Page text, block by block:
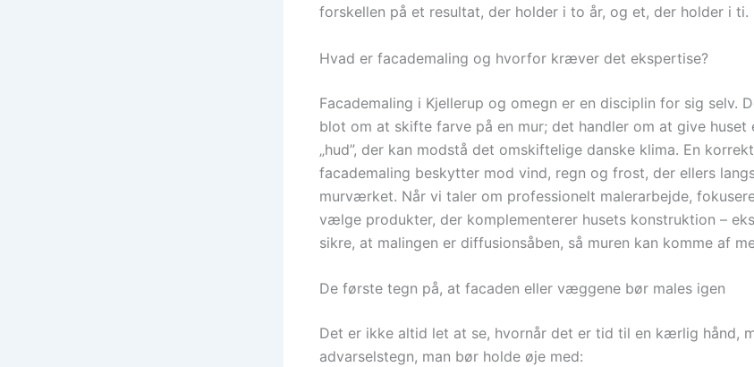
forskellen på et resultat, der holder i to år, og et, der holder i ti.
Hvad er facademaling og hvorfor kræver det ekspertise?
Facademaling i Kjellerup og omegn er en disciplin for sig selv.
blot om at skifte farve på en mur; det handler om at give huset
„hud”, der kan modstå det omskiftelige danske klima. En
facademaling beskytter mod vind, regn og frost, der ellers
murværket. Når vi taler om professionelt malerarbejde,
vælge produkter, der komplementerer husets konstruktion –
sikre, at malingen er diffusionsåben, så muren kan komme af
De første tegn på, at facaden eller væggene bør males igen
Det er ikke altid let at se, hvornår det er tid til en kærlig hånd,
advarselstegn, man bør holde øje med: